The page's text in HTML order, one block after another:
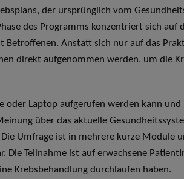
der ursprünglich vom
des Programms konzentriert sich auf
Anstatt sich nur auf das
direkt aufgenommen werden, um die
oder Laptop aufgerufen werden kann und
über das aktuelle
Umfrage ist in mehrere kurze Module
Die Teilnahme ist auf erwachsene
Krebsbehandlung durchlaufen haben.